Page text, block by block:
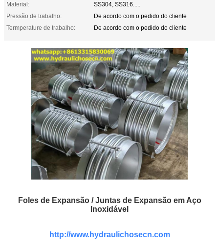
Material:
SS304, SS316.....
Pressão de trabalho:
De acordo com o pedido do cliente
Termperature de trabalho:
De acordo com o pedido do cliente
Foles de Expansão / Juntas de Expansão em Aço
Inoxidável
http://www.hydraulichosecn.com